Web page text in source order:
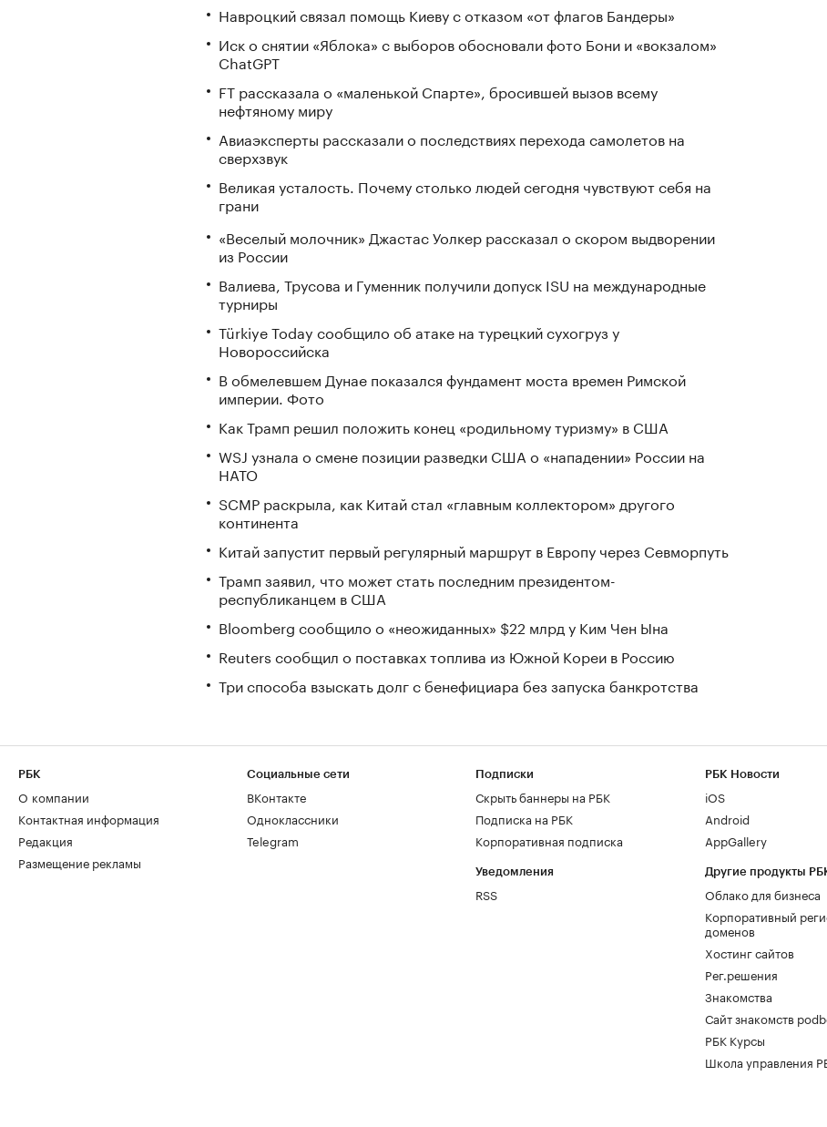
Навроцкий связал помощь Киеву с отказом «от флагов Бандеры»
Иск о снятии «Яблока» с выборов обосновали фото Бони и «вокзалом»
ChatGPT
FT рассказала о «маленькой Спарте», бросившей вызов всему
нефтяному миру
Авиаэксперты рассказали о последствиях перехода самолетов на
сверхзвук
Великая усталость. Почему столько людей сегодня чувствуют себя на
грани
«Веселый молочник» Джастас Уолкер рассказал о скором выдворении
из России
Валиева, Трусова и Гуменник получили допуск ISU на международные
турниры
Türkiye Today сообщило об атаке на турецкий сухогруз у
Новороссийска
В обмелевшем Дунае показался фундамент моста времен Римской
империи. Фото
Как Трамп решил положить конец «родильному туризму» в США
WSJ узнала о смене позиции разведки США о «нападении» России на
НАТО
SCMP раскрыла, как Китай стал «главным коллектором» другого
континента
Китай запустит первый регулярный маршрут в Европу через Севморпуть
Трамп заявил, что может стать последним президентом-
республиканцем в США
Bloomberg сообщило о «неожиданных» $22 млрд у Ким Чен Ына
Reuters сообщил о поставках топлива из Южной Кореи в Россию
Три способа взыскать долг с бенефициара без запуска банкротства
РБК
О компании
Контактная информация
Редакция
Размещение рекламы
Социальные сети
ВКонтакте
Одноклассники
Telegram
Подписки
Скрыть баннеры на РБК
Подписка на РБК
Корпоративная подписка
Уведомления
RSS
РБК Новости
iOS
Android
AppGallery
Другие продукты
Облако для бизнеса
Корпоративный
доменов
Хостинг сайтов
Рег.решения
Знакомства
Сайт знакомств
РБК Курсы
Школа управления